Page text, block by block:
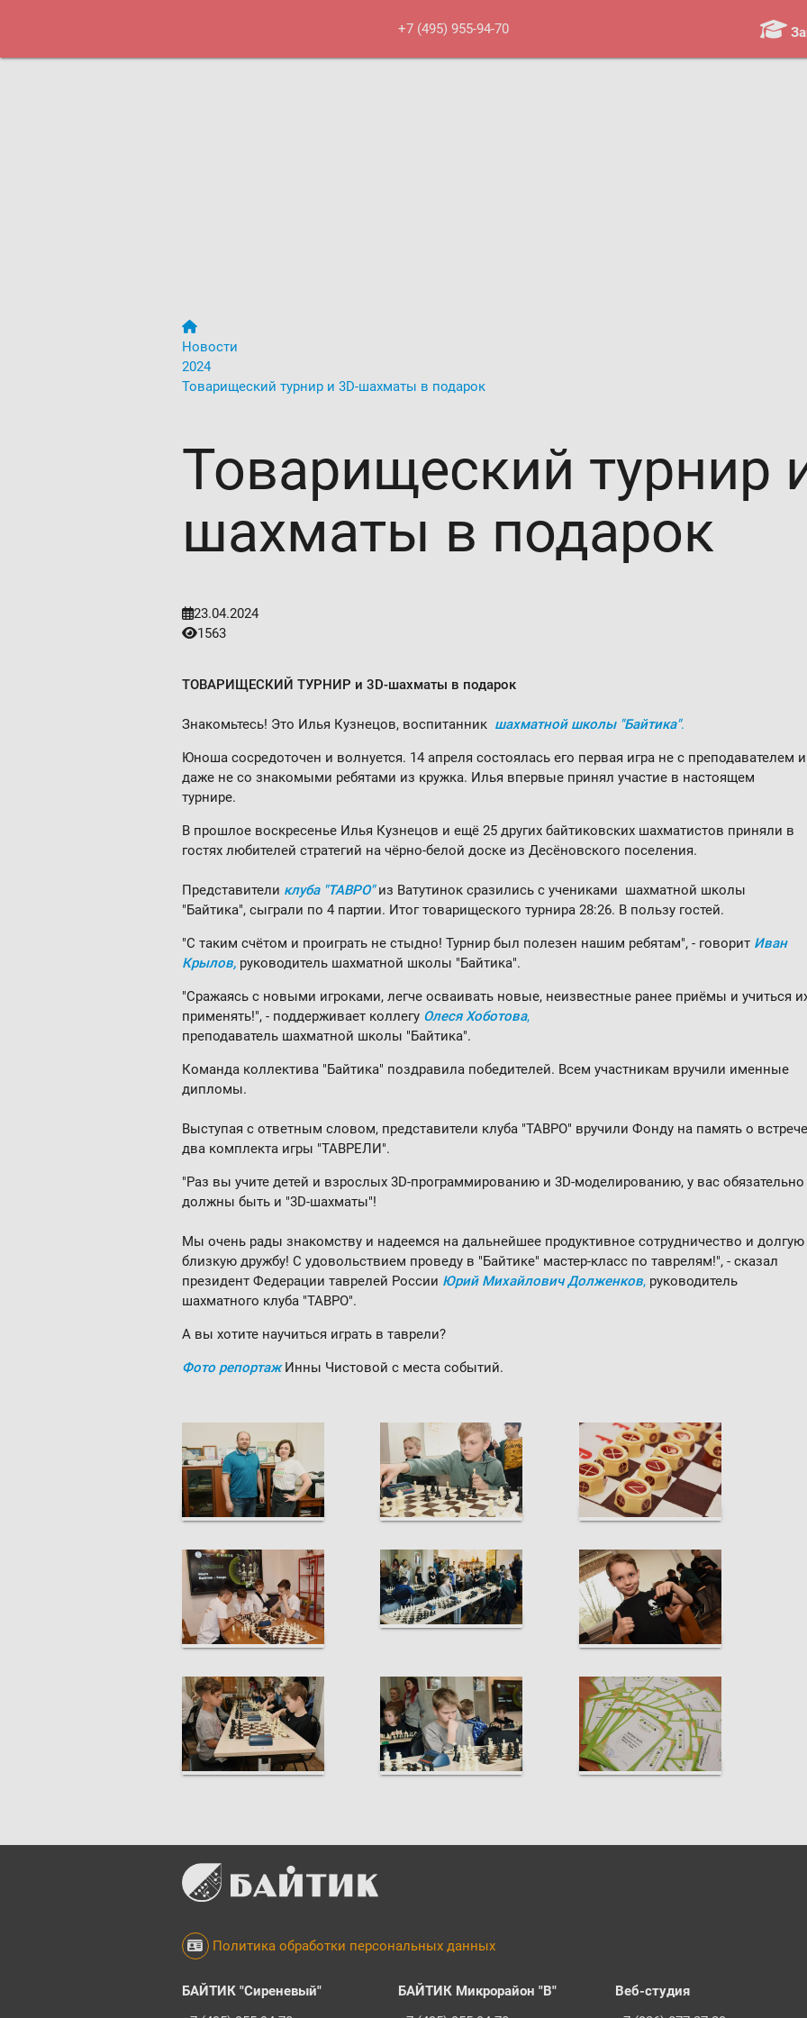
+7 (495) 955-94-70
Новости
2024
Товарищеский турнир и 3D-шахматы в подарок
Товарищеский турнир
шахматы в подарок
23.04.2024
1563
ТОВАРИЩЕСКИЙ ТУРНИР и 3D-шахматы в подарок
Знакомьтесь! Это Илья Кузнецов, воспитанник шахматной школы "Байтика".
Юноша сосредоточен и волнуется. 14 апреля состоялась его первая игра не с преподавателем и
даже не со знакомыми ребятами из кружка. Илья впервые принял участие в настоящем
турнире.
В прошлое воскресенье Илья Кузнецов и ещё 25 других байтиковских шахматистов приняли в
гостях любителей стратегий на чёрно-белой доске из Десёновского поселения.
Представители клуба "ТАВРО" из Ватутинок сразились с учениками шахматной школы
"Байтика", сыграли по 4 партии. Итог товарищеского турнира 28:26. В пользу гостей.
"С таким счётом и проиграть не стыдно! Турнир был полезен нашим ребятам", - говорит Иван
Крылов, руководитель шахматной школы "Байтика".
"Сражаясь с новыми игроками, легче осваивать новые, неизвестные ранее приёмы и учиться
применять!", - поддерживает коллегу Олеся Хоботова,
преподаватель шахматной школы "Байтика".
Команда коллектива "Байтика" поздравила победителей. Всем участникам вручили именные
дипломы.
Выступая с ответным словом, представители клуба "ТАВРО" вручили Фонду на память о встрече
два комплекта игры "ТАВРЕЛИ".
"Раз вы учите детей и взрослых 3D-программированию и 3D-моделированию, у вас обязательно
должны быть и "3D-шахматы"!
Мы очень рады знакомству и надеемся на дальнейшее продуктивное сотрудничество и долгую
близкую дружбу! С удовольствием проведу в "Байтике" мастер-класс по таврелям!", - сказал
президент Федерации таврелей России Юрий Михайлович Долженков,руководитель
шахматного клуба "ТАВРО".
А вы хотите научиться играть в таврели?
Фото репортаж Инны Чистовой с места событий.
Политика обработки персональных данных
БАЙТИК "Сиреневый"
БАЙТИК Микрорайон "В"
Веб-студия